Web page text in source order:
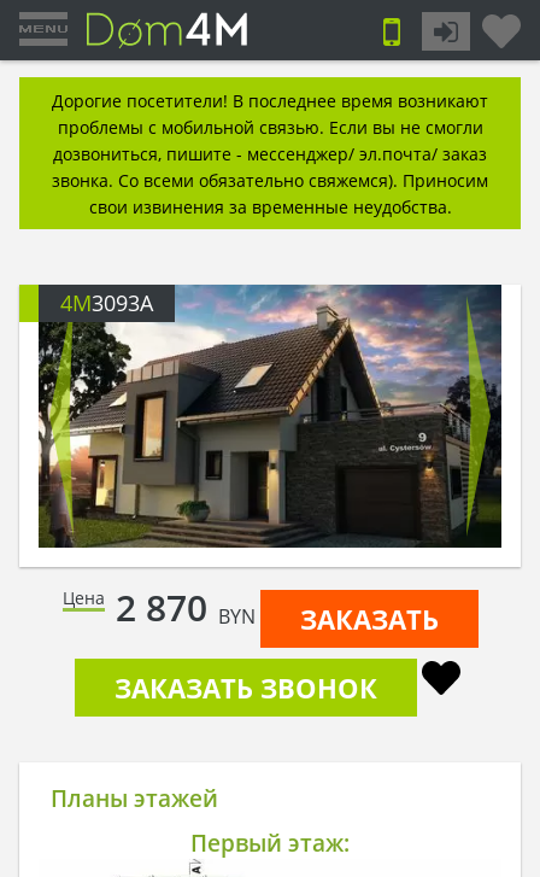
Дорогие посетители! В последнее время возникают
проблемы с мобильной связью. Если вы не смогли
дозвониться, пишите - мессенджер/ эл.почта/ заказ
звонка. Со всеми обязательно свяжемся). Приносим
свои извинения за временные неудобства.
4M3093A
Цена 2 870 BYN
ЗАКАЗАТЬ
ЗАКАЗАТЬ ЗВОНОК
Планы этажей
Первый этаж: